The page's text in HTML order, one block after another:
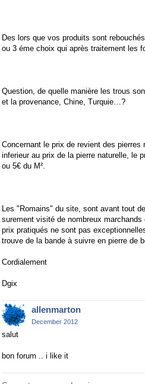
Des lors que vos produits sont
ou 3 éme choix qui après traitement les
Question, de quelle manière les trous
et la provenance, Chine, Turquie…?
Concernant le prix de revient des
inferieur au prix de la pierre naturelle, le
ou 5€ du M².
Les "Romains" du site, sont avant tout
surement visité de nombreux
prix pratiqués ne sont pas
trouve de la bande à suivre en pierre de
Cordialement
Dgix
allenmarton
December 2012
salut
bon forum .. i like it